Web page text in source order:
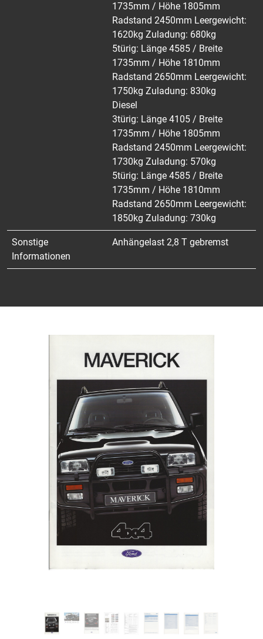
1735mm / Höhe 1805mm
Radstand 2450mm Leergewicht:
1620kg Zuladung: 680kg
5türig: Länge 4585 / Breite
1735mm / Höhe 1810mm
Radstand 2650mm Leergewicht:
1750kg Zuladung: 830kg
Diesel
3türig: Länge 4105 / Breite
1735mm / Höhe 1805mm
Radstand 2450mm Leergewicht:
1730kg Zuladung: 570kg
5türig: Länge 4585 / Breite
1735mm / Höhe 1810mm
Radstand 2650mm Leergewicht:
1850kg Zuladung: 730kg
Sonstige
Informationen
Anhängelast 2,8 T gebremst